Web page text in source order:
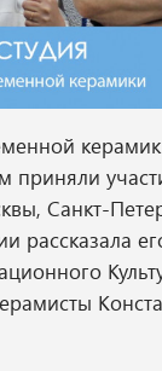
приняли
Санкт-